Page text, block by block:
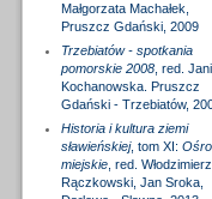
Małgorzata Machałek,
Pruszcz Gdański, 2009
Trzebiatów - spotkania
pomorskie 2008, red.
Kochanowska. Pruszcz
Gdański - Trzebiatów,
Historia i kultura ziemi
sławieńskiej, tom XI:
miejskie, red. Włodzimierz
Rączkowski, Jan Sroka,